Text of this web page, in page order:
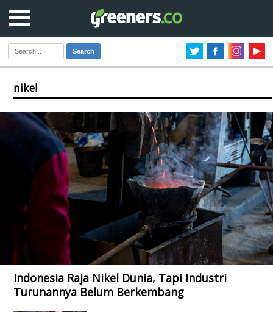
Search
nikel
Indonesia Raja Nikel Dunia, Tapi Industri
Turunannya Belum Berkembang